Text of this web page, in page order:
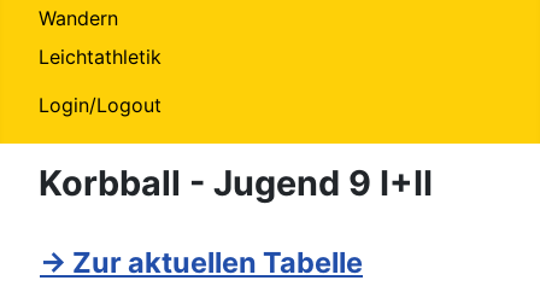
Wandern
Leichtathletik
Login/Logout
Korbball - Jugend 9 I+II
→ Zur aktuellen Tabelle